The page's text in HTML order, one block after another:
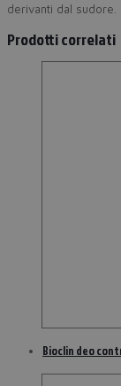
derivanti dal sudore.
Prodotti correlati
Bioclin deo